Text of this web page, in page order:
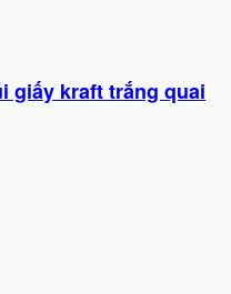
giấy kraft trắng quai